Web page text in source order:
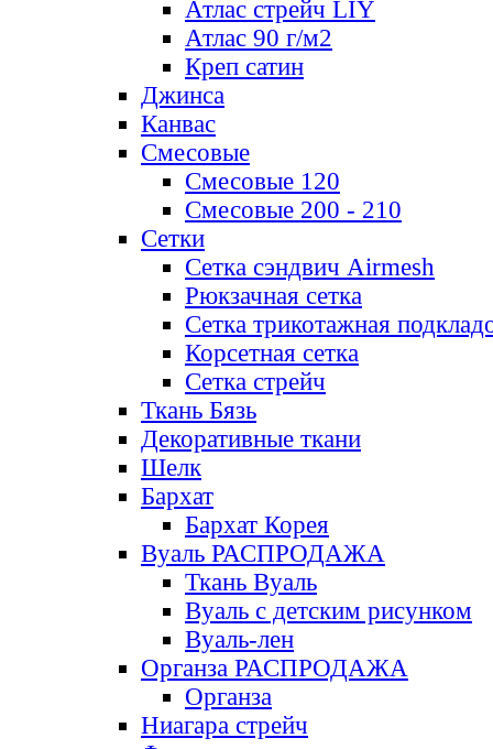
Атлас стрейч LIY
Атлас 90 г/м2
Креп сатин
Джинса
Канвас
Смесовые
Смесовые 120
Смесовые 200 - 210
Сетки
Сетка сэндвич Airmesh
Рюкзачная сетка
Сетка трикотажная
Корсетная сетка
Сетка стрейч
Ткань Бязь
Декоративные ткани
Шелк
Бархат
Бархат Корея
Вуаль РАСПРОДАЖА
Ткань Вуаль
Вуаль с детским рисунком
Вуаль-лен
Органза РАСПРОДАЖА
Органза
Ниагара стрейч